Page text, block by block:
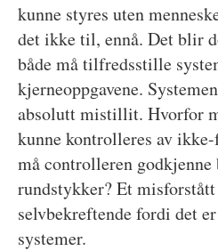
kunne styres uten
det ikke til, ennå. Det blir
både må tilfredsstille
kjerneoppgavene.
absolutt mistillit. Hvorfor
kunne kontrolleres av
må controlleren
rundstykker? Et
selvbekreftende fordi det
systemer.